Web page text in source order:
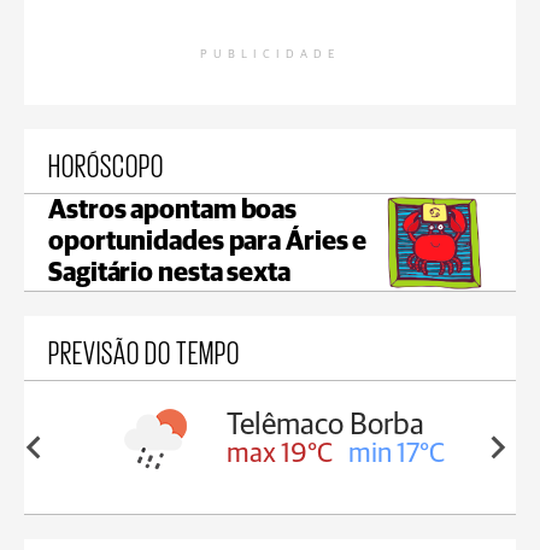
PUBLICIDADE
HORÓSCOPO
Astros apontam boas
oportunidades para Áries e
Sagitário nesta sexta
PREVISÃO DO TEMPO
18°C
Telêmaco Borba
max 19°C min 17°C